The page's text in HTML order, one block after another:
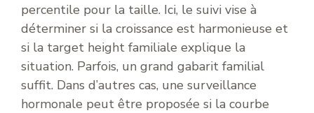
percentile pour la taille. Ici, le suivi vise à
déterminer si la croissance est harmonieuse et
si la target height familiale explique la
situation. Parfois, un grand gabarit familial
suffit. Dans d’autres cas, une surveillance
hormonale peut être proposée si la courbe